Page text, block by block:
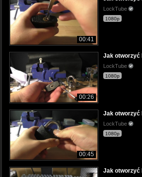
00:41
LockTube
1080p
00:26
Jak otworzyć
LockTube
1080p
00:45
Jak otworzyć
LockTube
1080p
Jak otworzyć